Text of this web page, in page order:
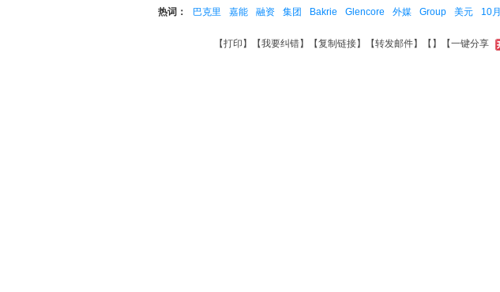
热词： 巴克里 嘉能 融资 集团 Bakrie Glencore 外媒 Group 美元 10月
【打印 】【我要纠错】【复制链接】【转发邮件】【 】 【一键分享